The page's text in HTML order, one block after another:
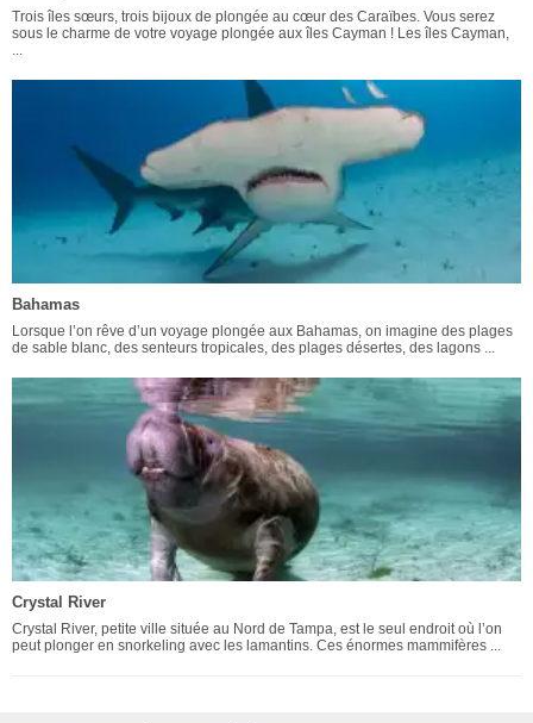
Trois îles sœurs, trois bijoux de plongée au cœur des Caraïbes. Vous serez
sous le charme de votre voyage plongée aux îles Cayman ! Les îles Cayman,
Bahamas
Lorsque l’on rêve d’un voyage plongée aux Bahamas, on imagine des plages
de sable blanc, des senteurs tropicales, des plages désertes, des lagons ...
Crystal River
Crystal River, petite ville située au Nord de Tampa, est le seul endroit où l’on
peut plonger en snorkeling avec les lamantins. Ces énormes mammifères ...